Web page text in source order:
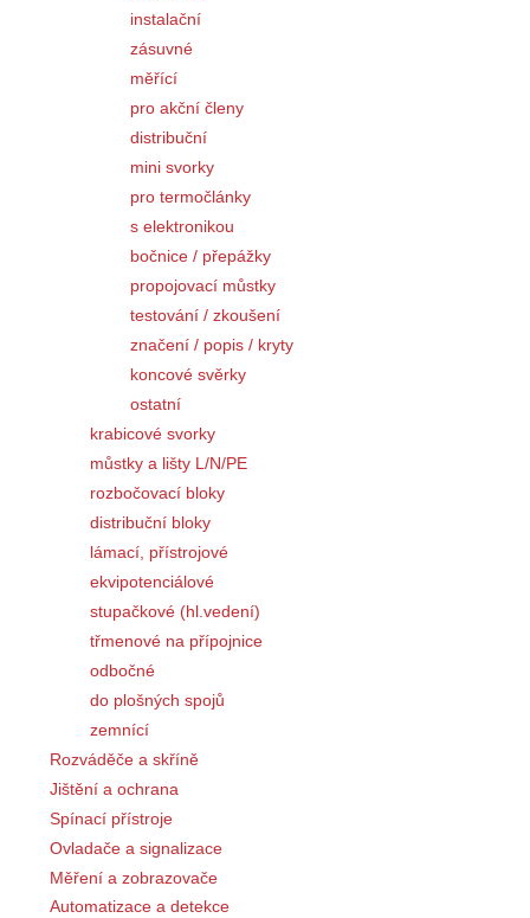
instalační
zásuvné
měřící
pro akční členy
distribuční
mini svorky
pro termočlánky
s elektronikou
bočnice / přepážky
propojovací můstky
testování / zkoušení
značení / popis / kryty
koncové svěrky
ostatní
krabicové svorky
můstky a lišty L/N/PE
rozbočovací bloky
distribuční bloky
lámací, přístrojové
ekvipotenciálové
stupačkové (hl.vedení)
třmenové na přípojnice
odbočné
do plošných spojů
zemnící
Rozváděče a skříně
Jištění a ochrana
Spínací přístroje
Ovladače a signalizace
Měření a zobrazovače
Automatizace a detekce